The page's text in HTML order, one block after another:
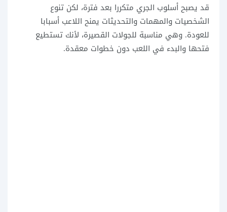
قد يصبح أسلوب الجري متكررا بعد فترة، لكن تنوع
الشخصيات والمهمات والتحديثات يمنح اللاعب أسبابا
للعودة. وهي مناسبة للجولات القصيرة، لأنك تستطيع
فتحها والبدء في اللعب دون خطوات معقدة.